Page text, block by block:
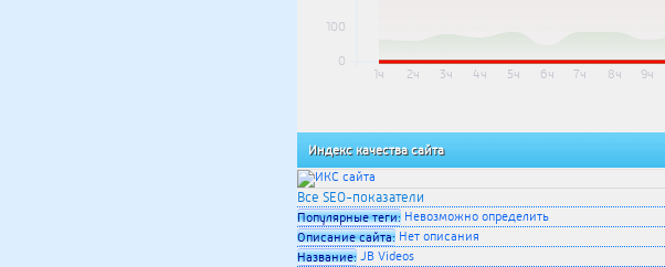
0
100
1ч 2ч 3ч 4ч 5ч 6ч 7ч 8ч 9ч
Индекс качества сайта
Все SEO-показатели
Популярные теги: Невозможно определить
Описание сайта: Нет описания
Название: JB Videos